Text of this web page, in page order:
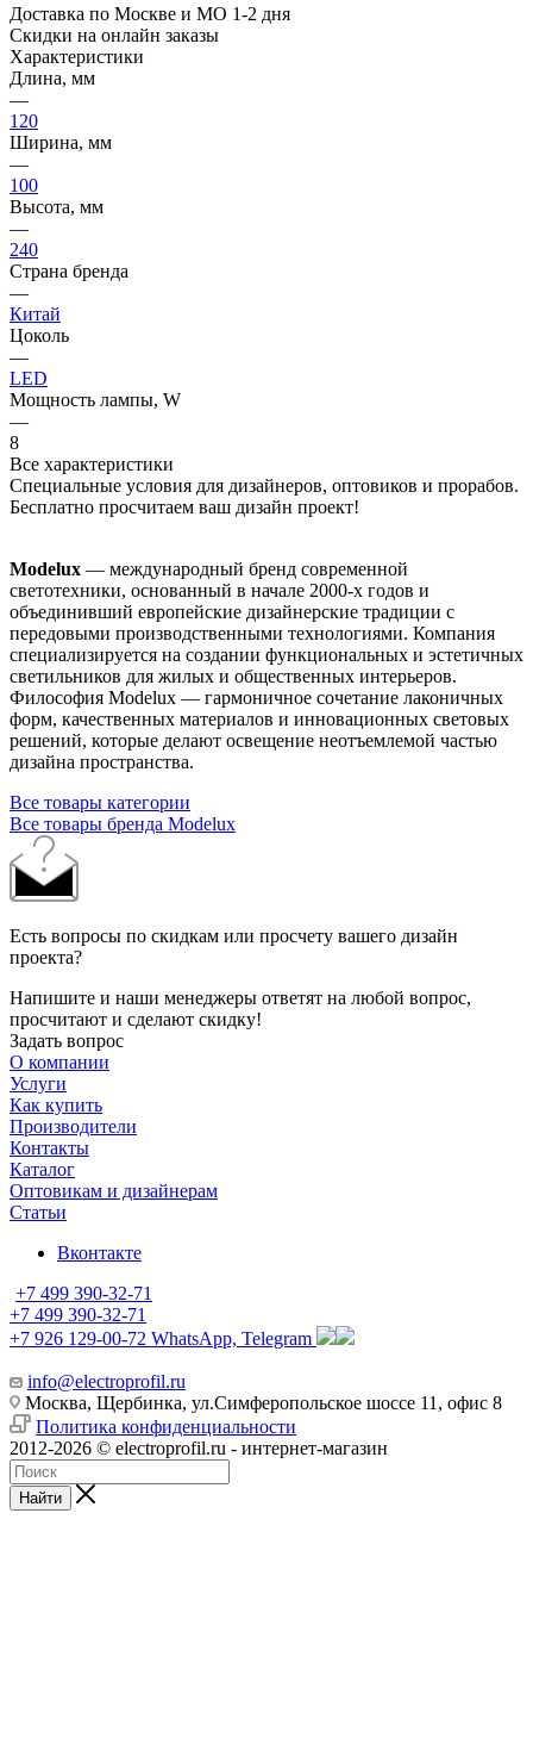
Доставка по Москве и МО 1-2 дня
Скидки на онлайн заказы
Характеристики
Длина, мм
—
120
Ширина, мм
—
100
Высота, мм
—
240
Страна бренда
—
Китай
Цоколь
—
LED
Мощность лампы, W
—
8
Все характеристики
Специальные условия для дизайнеров, оптовиков и прорабов.
Бесплатно просчитаем ваш дизайн проект!
Modelux — международный бренд современной
светотехники, основанный в начале 2000‑х годов и
объединивший европейские дизайнерские традиции с
передовыми производственными технологиями. Компания
специализируется на создании функциональных и эстетичных
светильников для жилых и общественных интерьеров.
Философия Modelux — гармоничное сочетание лаконичных
форм, качественных материалов и инновационных световых
решений, которые делают освещение неотъемлемой частью
дизайна пространства.
Все товары категории
Все товары бренда Modelux
Есть вопросы по скидкам или просчету вашего дизайн
проекта?
Напишите и наши менеджеры ответят на любой вопрос,
просчитают и сделают скидку!
Задать вопрос
О компании
Услуги
Как купить
Производители
Контакты
Каталог
Оптовикам и дизайнерам
Статьи
Вконтакте
+7 499 390-32-71
+7 499 390-32-71
+7 926 129-00-72 WhatsApp, Telegram
info@electroprofil.ru
Москва, Щербинка, ул.Симферопольское шоссе 11, офис 8
Политика конфиденциальности
2012-2026 © electroprofil.ru - интернет-магазин
Найти